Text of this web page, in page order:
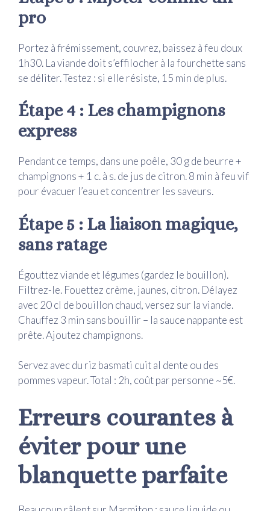
pro
Portez à frémissement, couvrez, baissez à feu doux
1h30. La viande doit s’effilocher à la fourchette sans
se déliter. Testez : si elle résiste, 15 min de plus.
Étape 4 : Les champignons
express
Pendant ce temps, dans une poêle, 30 g de beurre +
champignons + 1 c. à s. de jus de citron. 8 min à feu vif
pour évacuer l’eau et concentrer les saveurs.
Étape 5 : La liaison magique,
sans ratage
Égouttez viande et légumes (gardez le bouillon).
Filtrez-le. Fouettez crème, jaunes, citron. Délayez
avec 20 cl de bouillon chaud, versez sur la viande.
Chauffez 3 min sans bouillir – la sauce nappante est
prête. Ajoutez champignons.
Servez avec du riz basmati cuit al dente ou des
pommes vapeur. Total : 2h, coût par personne ~5€.
Erreurs courantes à
éviter pour une
blanquette parfaite